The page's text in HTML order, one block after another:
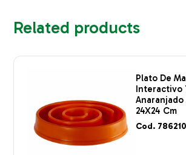
Related products
Plato De
Interactivo
Anaranjado
24X24 Cm
Cod.